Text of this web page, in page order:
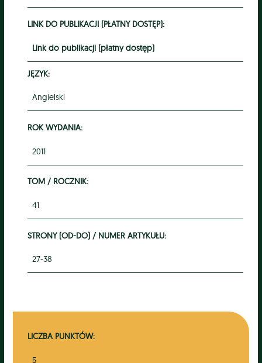
LINK DO PUBLIKACJI (PŁATNY DOSTĘP):
Link do publikacji (płatny dostęp)
JĘZYK:
Angielski
ROK WYDANIA:
2011
TOM / ROCZNIK:
41
STRONY (OD-DO) / NUMER ARTYKUŁU:
27-38
LICZBA PUNKTÓW:
5